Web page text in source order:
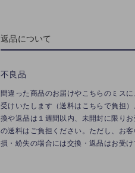
返品について
不良品
間違った商品のお届けやこちらのミス
受けいたします（送料はこちらで負担
換や返品は１週間以内、未開封に限り
の送料はご負担ください。ただし、お
損・紛失の場合には交換・返品はお受け